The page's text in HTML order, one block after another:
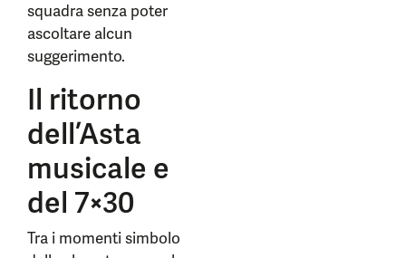
squadra senza poter
ascoltare alcun
suggerimento.
Il ritorno
dell’Asta
musicale e
del 7×30
Tra i momenti simbolo